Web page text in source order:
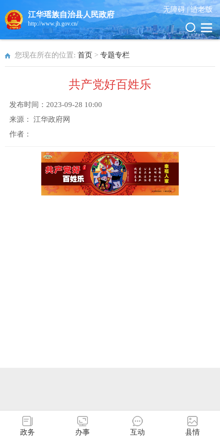
江华瑶族自治县人民政府
http://www.jh.gov.cn/
无障碍 |适老版
您现在所在的位置: 首页 > 专题专栏
共产党好百姓乐
发布时间： 2023-09-28 10:00
来源： 江华政府网
作者：
政务 办事 互动 县情